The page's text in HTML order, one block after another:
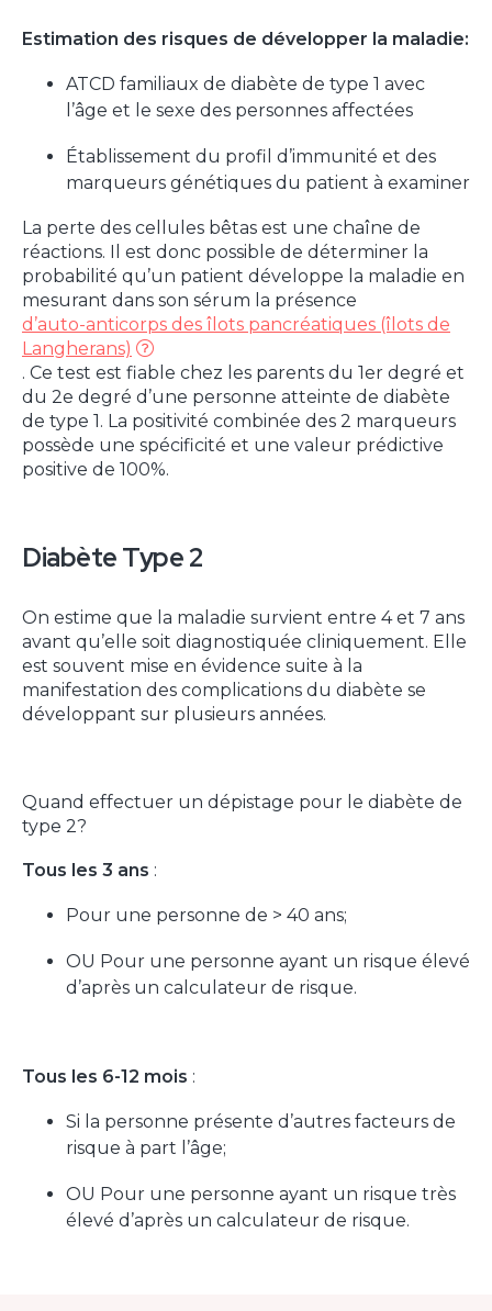
Estimation des risques de développer la maladie:
ATCD familiaux de diabète de type 1 avec
l’âge et le sexe des personnes affectées
Établissement du profil d’immunité et des
marqueurs génétiques du patient à examiner
La perte des cellules bêtas est une chaîne de
réactions. Il est donc possible de déterminer la
probabilité qu’un patient développe la maladie en
mesurant dans son sérum la présence
d’auto-anticorps des îlots pancréatiques (îlots de
Langherans)
. Ce test est fiable chez les parents du 1er degré et
du 2e degré d’une personne atteinte de diabète
de type 1. La positivité combinée des 2 marqueurs
possède une spécificité et une valeur prédictive
positive de 100%.
Diabète Type 2
On estime que la maladie survient entre 4 et 7 ans
avant qu’elle soit diagnostiquée cliniquement. Elle
est souvent mise en évidence suite à la
manifestation des complications du diabète se
développant sur plusieurs années.
Quand effectuer un dépistage pour le diabète de
type 2?
Tous les 3 ans :
Pour une personne de > 40 ans;
OU Pour une personne ayant un risque élevé
d’après un calculateur de risque.
Tous les 6-12 mois :
Si la personne présente d’autres facteurs de
risque à part l’âge;
OU Pour une personne ayant un risque très
élevé d’après un calculateur de risque.